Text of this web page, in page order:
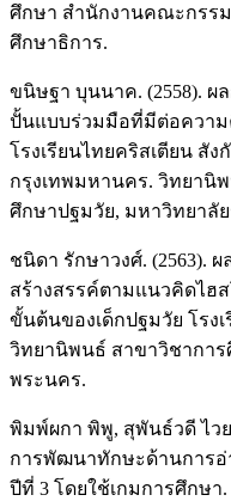
ศึกษา สำนักงานคณะกรร
ศึกษาธิการ.
ขนิษฐา บุนนาค. (2558). ผ
ปั้นแบบร่วมมือที่มีต่อความ
โรงเรียนไทยคริสเตียน สั
กรุงเทพมหานคร. วิทยา
ศึกษาปฐมวัย, มหาวิทยาลั
ชนิดา รักษาวงศ์. (2563).
สร้างสรรค์ตามแนวคิดไฮ
ขั้นต้นของเด็กปฐมวัย โร
วิทยานิพนธ์ สาขาวิชากา
พระนคร.
พิมพ์ผกา พิพู, สุพันธ์วดี ไว
การพัฒนาทักษะด้านการ
ปีที่ 3 โดยใช้เกมการศึกษา.